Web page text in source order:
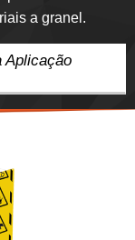
a granel.
Aplicação